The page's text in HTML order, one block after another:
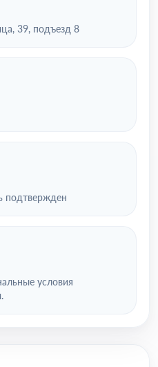
39, подъезд 8
подтвержден
условия